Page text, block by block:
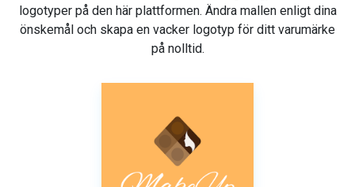
logotyper på den här plattformen. Ändra mallen enligt dina
önskemål och skapa en vacker logotyp för ditt varumärke
på nolltid.